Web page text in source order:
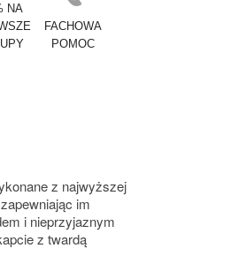
NA
FACHOWA
POMOC
z najwyższej
im
i nieprzyjaznym
z twardą